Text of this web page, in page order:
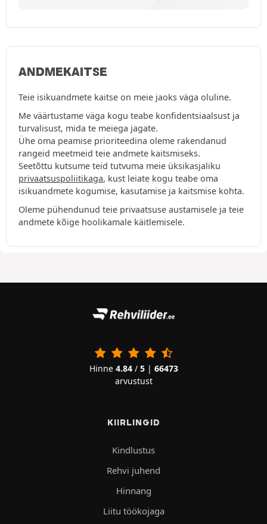
ANDMEKAITSE
Teie isikuandmete kaitse on meie jaoks väga oluline.
Me väärtustame väga kogu teabe konfidentsiaalsust ja
turvalisust, mida te meiega jagate.
Ühe oma peamise prioriteedina oleme rakendanud
rangeid meetmeid teie andmete kaitsmiseks.
Seetõttu kutsume teid tutvuma meie üksikasjaliku
privaatsuspoliitikaga, kust leiate kogu teabe oma
isikuandmete kogumise, kasutamise ja kaitsmise kohta.
Oleme pühendunud teie privaatsuse austamisele ja teie
andmete kõige hoolikamale käitlemisele.
Hinne 4.84/ 5| 66473
arvustust
KIIRLINGID
Kindlustus
Rehvi juhend
Hinnang
Liitu töökojaga